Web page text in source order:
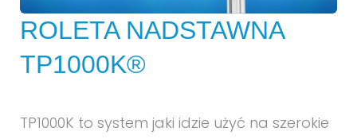
ROLETA NADSTAWNA
TP1000K®
TP1000K to system jaki idzie użyć na szerokie